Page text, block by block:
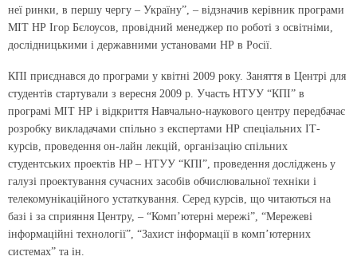
неї ринки, в першу чергу – Україну”, – відзначив керівник програми
МІТ НР Ігор Бєлоусов, провідний менеджер по роботі з освітніми,
дослідницькими і державними установами НР в Росії.
КПІ приєднався до програми у квітні 2009 року. Заняття в Центрі для
студентів стартували з вересня 2009 р. Участь НТУУ “КПІ” в
програмі МІТ НР і відкриття Навчально-наукового центру передбачає
розробку викладачами спільно з експертами НР спеціальних ІТ-
курсів, проведення он-лайн лекцій, організацію спільних
студентських проектів HP – НТУУ “КПІ”, проведення досліджень у
галузі проектування сучасних засобів обчислювальної техніки і
телекомунікаційного устаткування. Серед курсів, що читаються на
базі і за сприяння Центру, – “Комп’ютерні мережі”, “Мережеві
інформаційні технології”, “Захист інформації в комп’ютерних
системах” та ін.